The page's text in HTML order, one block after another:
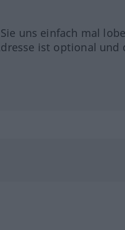
uns einfach mal
ist optional und